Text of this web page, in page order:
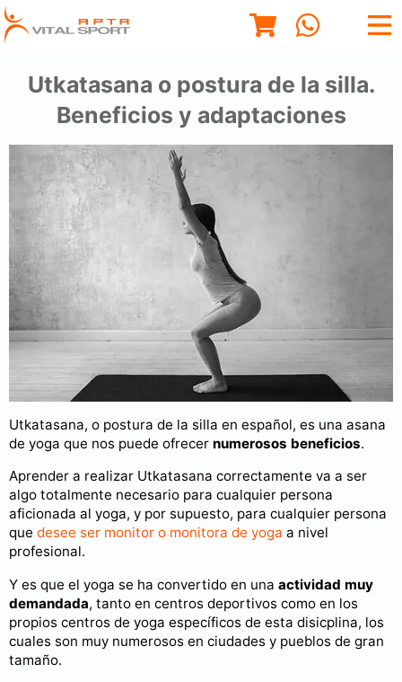
Utkatasana o postura de la silla.
Beneficios y adaptaciones
Utkatasana, o postura de la silla en español, es una asana
de yoga que nos puede ofrecer numerosos beneficios.
Aprender a realizar Utkatasana correctamente va a ser
algo totalmente necesario para cualquier persona
aficionada al yoga, y por supuesto, para cualquier persona
que desee ser monitor o monitora de yoga a nivel
profesional.
Y es que el yoga se ha convertido en una actividad muy
demandada, tanto en centros deportivos como en los
propios centros de yoga específicos de esta disicplina, los
cuales son muy numerosos en ciudades y pueblos de gran
tamaño.